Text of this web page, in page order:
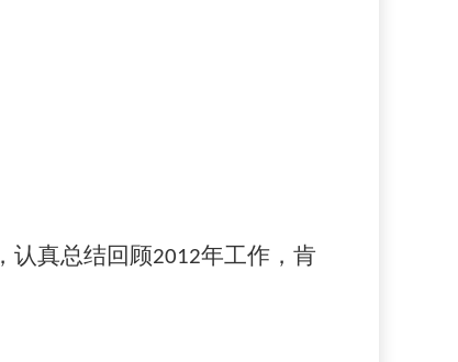
认真总结回顾2012年工作，肯